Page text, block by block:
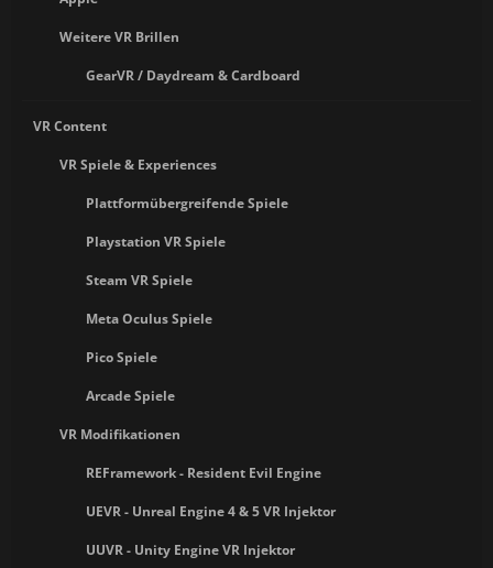
Weitere VR Brillen
GearVR / Daydream & Cardboard
VR Content
VR Spiele & Experiences
Plattformübergreifende Spiele
Playstation VR Spiele
Steam VR Spiele
Meta Oculus Spiele
Pico Spiele
Arcade Spiele
VR Modifikationen
REFramework - Resident Evil Engine
UEVR - Unreal Engine 4 & 5 VR Injektor
UUVR - Unity Engine VR Injektor